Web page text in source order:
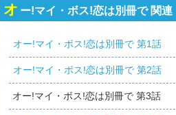
オ ー!マイ・ボス!恋は別冊で 関連
オー!マイ・ボス!恋は別冊で 第1話
オー!マイ・ボス!恋は別冊で 第2話
オー!マイ・ボス!恋は別冊で 第3話